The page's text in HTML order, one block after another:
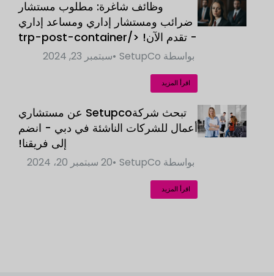
وظائف شاغرة: مطلوب مستشار
ضرائب ومستشار إداري ومساعد إداري
- تقدم الآن! </trp-post-container
بواسطة SetupCo سبتمبر 23, 2024
اقرأ المزيد
تبحث شركةSetupco عن مستشاري
أعمال للشركات الناشئة في دبي - انضم
إلى فريقنا!
بواسطة SetupCo 20 سبتمبر 20، 2024
اقرأ المزيد